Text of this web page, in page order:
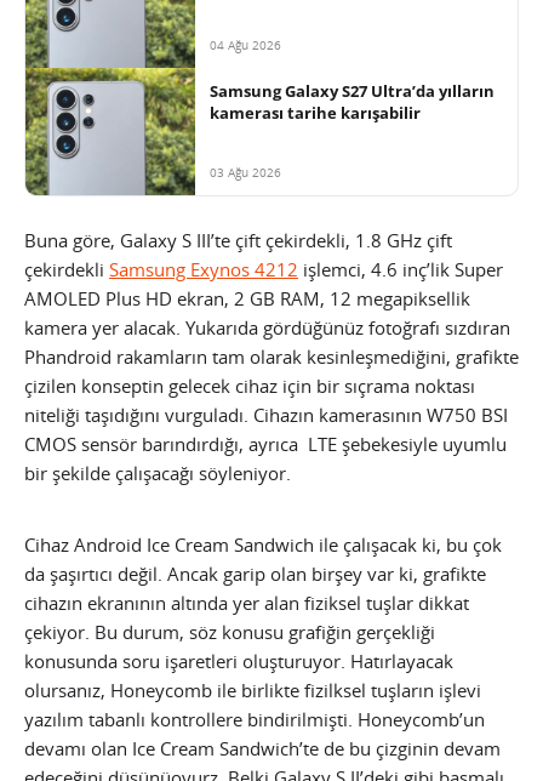
04 Ağu 2026
Samsung Galaxy S27 Ultra’da yılların
kamerası tarihe karışabilir
03 Ağu 2026
Buna göre, Galaxy S III’te çift çekirdekli, 1.8 GHz çift
çekirdekli Samsung Exynos 4212 işlemci, 4.6 inç’lik Super
AMOLED Plus HD ekran, 2 GB RAM, 12 megapiksellik
kamera yer alacak. Yukarıda gördüğünüz fotoğrafı sızdıran
Phandroid rakamların tam olarak kesinleşmediğini, grafikte
çizilen konseptin gelecek cihaz için bir sıçrama noktası
niteliği taşıdığını vurguladı. Cihazın kamerasının W750 BSI
CMOS sensör barındırdığı, ayrıca LTE şebekesiyle uyumlu
bir şekilde çalışacağı söyleniyor.
Cihaz Android Ice Cream Sandwich ile çalışacak ki, bu çok
da şaşırtıcı değil. Ancak garip olan birşey var ki, grafikte
cihazın ekranının altında yer alan fiziksel tuşlar dikkat
çekiyor. Bu durum, söz konusu grafiğin gerçekliği
konusunda soru işaretleri oluşturuyor. Hatırlayacak
olursanız, Honeycomb ile birlikte fizilksel tuşların işlevi
yazılım tabanlı kontrollere bindirilmişti. Honeycomb’un
devamı olan Ice Cream Sandwich’te de bu çizginin devam